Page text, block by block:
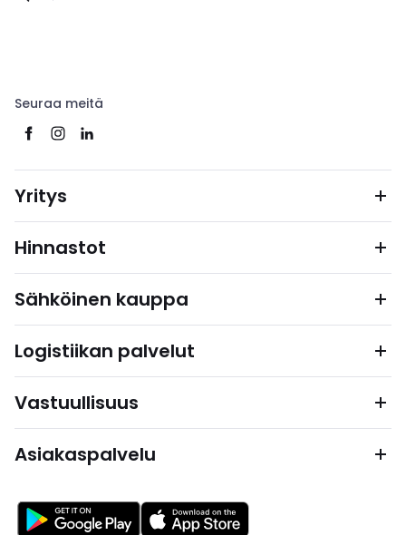
Seuraa meitä
Yritys
Hinnastot
Sähköinen kauppa
Logistiikan palvelut
Vastuullisuus
Asiakaspalvelu